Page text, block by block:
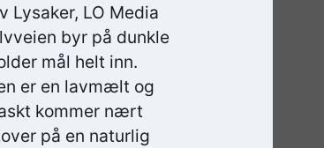
Lysaker, LO Media
byr på dunkle
mål helt inn.
er en lavmælt og
kommer nært
på en naturlig